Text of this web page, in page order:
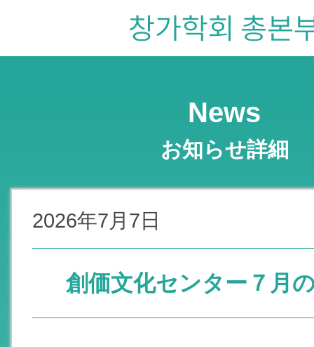
News
お知らせ詳細
2026年7月7日
創価文化センター７月